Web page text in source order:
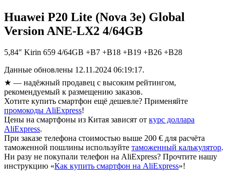
Huawei P20 Lite (Nova 3e) Global
Version ANE-LX2 4/64GB
5,84″ Kirin 659 4/64GB +B7 +B18 +B19 +B26 +B28
Данные обновлены 12.11.2024 06:19:17.
★ — надёжный продавец с высоким рейтингом,
рекомендуемый к размещению заказов.
Хотите купить смартфон ещё дешевле? Применяйте
промокоды AliExpress!
Цены на смартфоны из Китая зависят от курс доллара
AliExpress.
При заказе телефона стоимостью выше 200 € для расчёта
таможенной пошлины используйте таможенный калькулятор.
Ни разу не покупали телефон на AliExpress? Прочтите нашу
инструкцию «Как купить смартфон на AliExpress»!